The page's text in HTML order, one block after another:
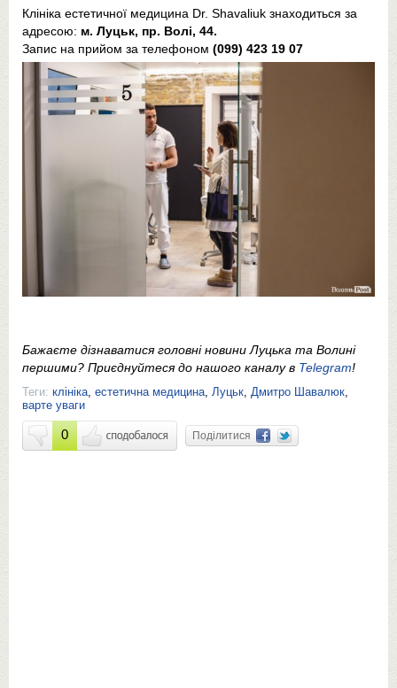
Клініка естетичної медицина Dr. Shavaliuk знаходиться за
адресою: м. Луцьк, пр. Волі, 44.
Запис на прийом за телефоном (099) 423 19 07
Бажаєте дізнаватися головні новини Луцька та Волині
першими? Приєднуйтеся до нашого каналу в Telegram!
Теги: клініка естетична медицина Луцьк Дмитро Шавалюк
варте уваги
0 Поділитися